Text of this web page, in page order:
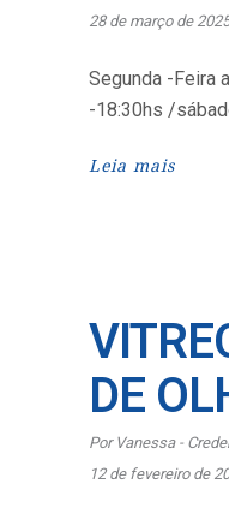
28 de março de 2025
Segunda -Feira
-18:30hs /
Leia mais
DE
Por Vanessa -
12 de fevereiro de